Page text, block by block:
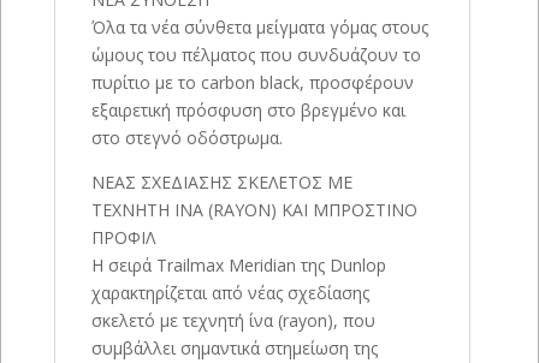
Όλα τα νέα σύνθετα μείγματα γόμας στους
ώμους του πέλματος που συνδυάζουν το
πυρίτιο με το carbon black, προσφέρουν
εξαιρετική πρόσφυση στο βρεγμένο και
στο στεγνό οδόστρωμα.
ΝΕΑΣ ΣΧΕΔΙΑΣΗΣ ΣΚΕΛΕΤΟΣ ΜΕ
TEXNHTH INA (RAYON) ΚΑΙ ΜΠΡΟΣΤΙΝΟ
ΠΡΟΦΙΛ
Η σειρά Trailmax Meridian της Dunlop
χαρακτηρίζεται από νέας σχεδίασης
σκελετό με τεχνητή ίνα (rayon), που
συμβάλλει σημαντικά στημείωση της